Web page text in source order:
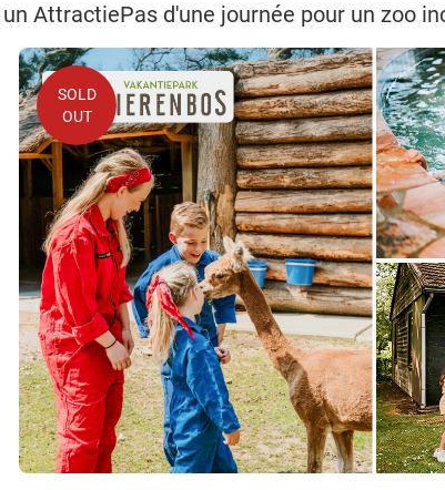
AttractiePas d'une journée pour un zoo
SOLD
OUT